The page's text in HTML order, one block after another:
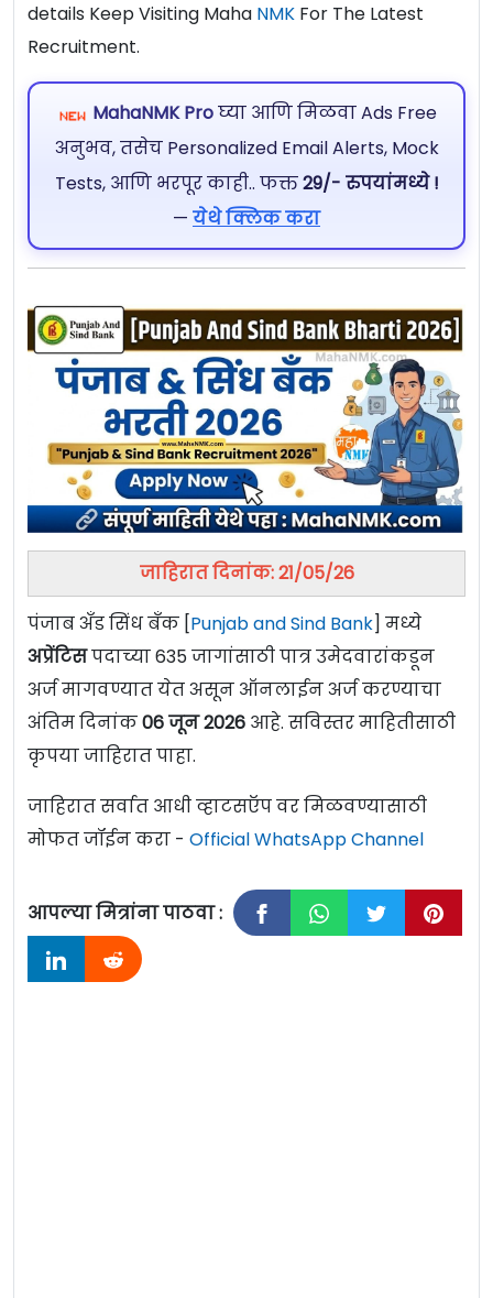
details Keep Visiting Maha NMK For The Latest
Recruitment.
MahaNMK Proघ्या आणि मिळवा Ads Free
अनुभव, तसेच Personalized Email Alerts, Mock
Tests, आणि भरपूर काही.. फक्त29/- रुपयांमध्ये !
— येथे क्लिक करा
जाहिरात दिनांक: 21/05/26
पंजाब अँड सिंध बँक [Punjab and Sind Bank] मध्ये
अप्रेंटिसपदाच्या 635 जागांसाठी पात्र उमेदवारांकडून
अर्ज मागवण्यात येत असून ऑनलाईन अर्ज करण्याचा
अंतिम दिनांक06 जून 2026 आहे. सविस्तर माहितीसाठी
कृपया जाहिरात पाहा.
जाहिरात सर्वात आधी व्हाटसऍप वर मिळवण्यासाठी
मोफत जॉईन करा - Official WhatsApp Channel
आपल्या मित्रांना पाठवा :